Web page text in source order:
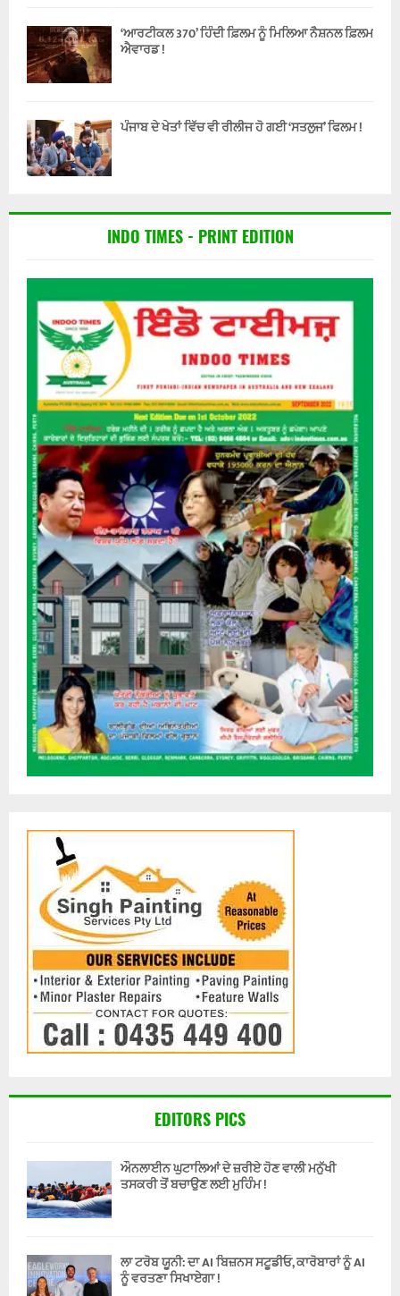
‘ਆਰਟੀਕਲ 370’ ਹਿੰਦੀ ਫ਼ਿਲਮ ਨੂੰ ਮਿਲਿਆ ਨੈਸ਼ਨਲ ਫ਼ਿਲਮ
ਐਵਾਰਡ !
ਪੰਜਾਬ ਦੇ ਖੇਤਾਂ ਵਿੱਚ ਵੀ ਰੀਲੀਜ ਹੋ ਗਈ ‘ਸਤਲੁਜ’ ਫਿਲਮ !
INDO TIMES - PRINT EDITION
EDITORS PICS
ਔਨਲਾਈਨ ਘੁਟਾਲਿਆਂ ਦੇ ਜ਼ਰੀਏ ਹੋਣ ਵਾਲੀ ਮਨੁੱਖੀ
ਤਸਕਰੀ ਤੋਂ ਬਚਾਉਣ ਲਈ ਮੁਹਿੰਮ !
ਲਾ ਟਰੋਬ ਯੂਨੀ: ਦਾ AI ਬਿਜ਼ਨਸ ਸਟੂਡੀਓ, ਕਾਰੋਬਾਰਾਂ ਨੂੰ AI
ਨੂੰ ਵਰਤਣਾ ਸਿਖਾਏਗਾ !